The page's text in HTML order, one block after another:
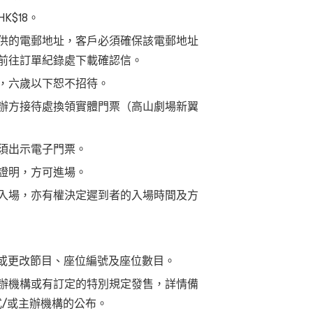
。
的電郵地址，客戶必須確保該電郵地址
往訂單紀錄處下載確認信。
六歲以下恕不招待。
方接待處換領實體門票（高山劇場新翼
出示電子門票。
明，方可進場。
場，亦有權決定遲到者的入場時間及方
改節目、座位編號及座位數目。
機構或有訂定的特別規定發售，詳情備
主辦機構的公布。